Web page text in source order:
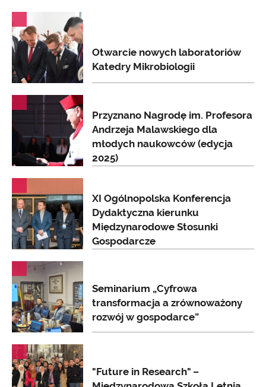
Otwarcie nowych laboratoriów
Katedry Mikrobiologii
AKTUALNOŚCI
Przyznano Nagrodę im. Profesora
Andrzeja Malawskiego dla
młodych naukowców (edycja
2025)
XI Ogólnopolska Konferencja
Dydaktyczna kierunku
Międzynarodowe Stosunki
Gospodarcze
AKTUALNOŚCI
Seminarium „Cyfrowa
transformacja a zrównoważony
rozwój w gospodarce”
AKTUALNOŚCI
"Future in Research" –